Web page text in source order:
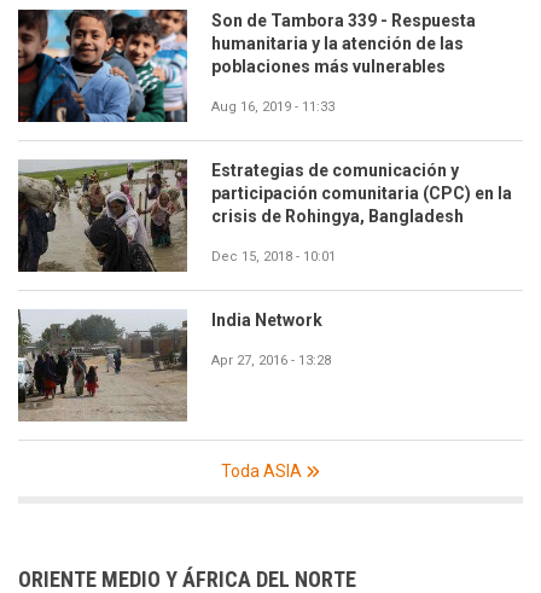
Son de Tambora 339 - Respuesta
humanitaria y la atención de las
poblaciones más vulnerables
Aug 16, 2019 - 11:33
Estrategias de comunicación y
participación comunitaria (CPC) en la
crisis de Rohingya, Bangladesh
Dec 15, 2018 - 10:01
India Network
Apr 27, 2016 - 13:28
Toda ASIA
ORIENTE MEDIO Y ÁFRICA DEL NORTE